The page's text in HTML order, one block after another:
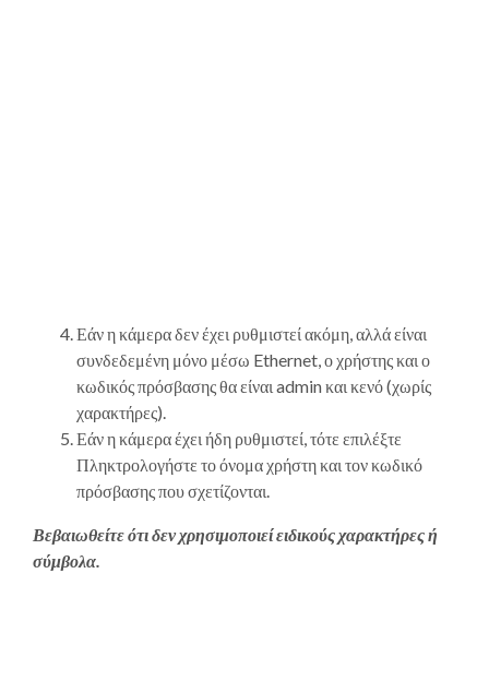
Εάν η κάμερα δεν έχει ρυθμιστεί ακόμη, αλλά είναι
συνδεδεμένη μόνο μέσω Ethernet, ο χρήστης και ο
κωδικός πρόσβασης θα είναι admin και κενό (χωρίς
χαρακτήρες).
Εάν η κάμερα έχει ήδη ρυθμιστεί, τότε επιλέξτε
Πληκτρολογήστε το όνομα χρήστη και τον κωδικό
πρόσβασης που σχετίζονται.
Βεβαιωθείτε ότι δεν χρησιμοποιεί ειδικούς χαρακτήρες ή
σύμβολα.